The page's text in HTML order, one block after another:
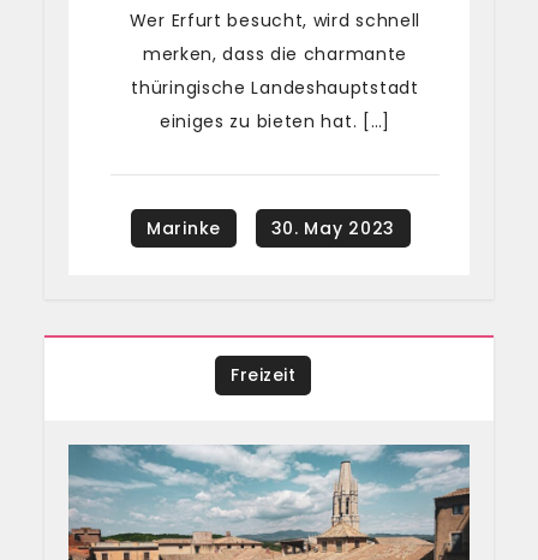
Wer Erfurt besucht, wird schnell
merken, dass die charmante
thüringische Landeshauptstadt
einiges zu bieten hat. […]
Freizeit